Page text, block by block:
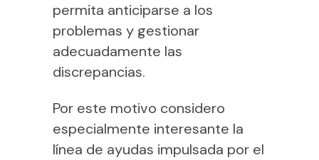
permita anticiparse a los
problemas y gestionar
adecuadamente las
discrepancias.
Por este motivo considero
especialmente interesante la
línea de ayudas impulsada por el